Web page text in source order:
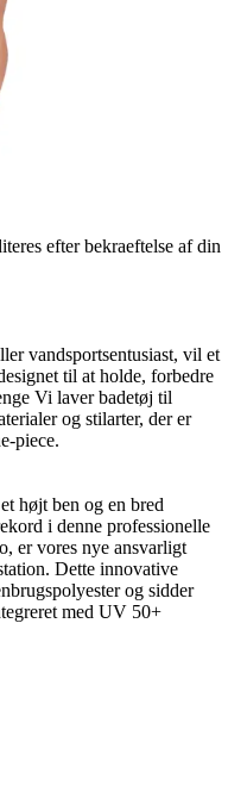
efter bekraeftelse af din
vandsportsentusiast, vil et
til at holde, forbedre
Vi laver badetøj til
og stilarter, der er
piece.
højt ben og en bred
i denne professionelle
er vores nye ansvarligt
Dette innovative
og sidder
med UV 50+